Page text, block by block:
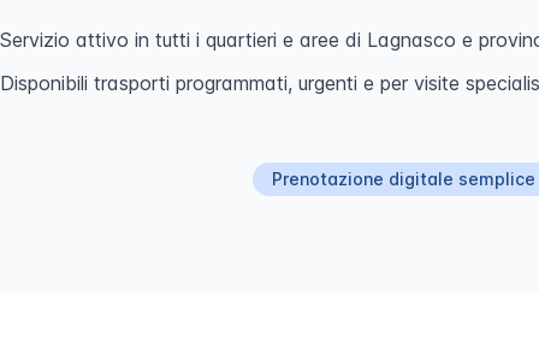
Servizio attivo in tutti i quartieri e aree di Lagnasco e
Disponibili trasporti programmati, urgenti e per visite
Prenotazione digitale semplice